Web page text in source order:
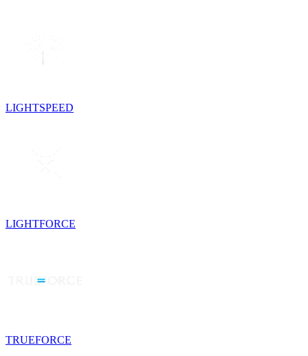
LIGHTSPEED
LIGHTFORCE
TRUEFORCE